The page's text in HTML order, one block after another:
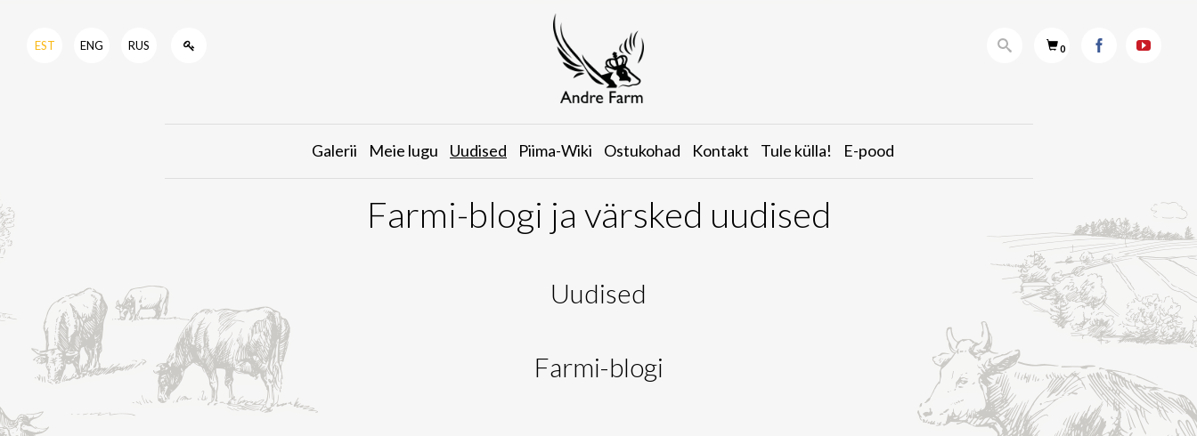
EST ENG RUS
Galerii Meie lugu Uudised Piima-Wiki Ostukohad Kontakt Tule külla! E-pood
OTSI 0 ANDRE ANDRE
Farmi-blogi ja värsked uudised
Uudised
Farmi-blogi